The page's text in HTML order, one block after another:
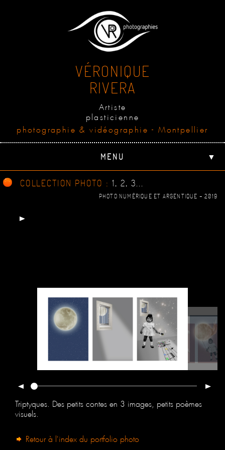
VÉRONIQUE
RIVERA
Artiste
plasticienne
photographie & vidéographie - Montpellier
MENU ▼
COLLECTION PHOTO : 1, 2, 3...
PHOTO NUMÉRIQUE ET ARGENTIQUE - 2019
Triptyques. Des petits contes en 3 images, petits poèmes
visuels.
Retour à l'index du portfolio photo